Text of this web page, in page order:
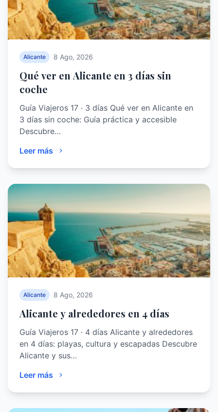
Alicante 8 Ago, 2026
Qué ver en Alicante en 3 días sin
coche
Guía Viajeros 17 · 3 días Qué ver en Alicante en
3 días sin coche: Guía práctica y accesible
Descubre…
Leer más
Alicante 8 Ago, 2026
Alicante y alrededores en 4 días
Guía Viajeros 17 · 4 días Alicante y alrededores
en 4 días: playas, cultura y escapadas Descubre
Alicante y sus…
Leer más